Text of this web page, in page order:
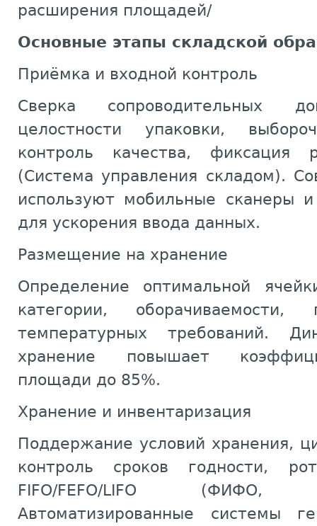
расширения площадей/
Основные этапы складской
Приёмка и входной контроль
Сверка сопроводительных
целостности упаковки,
контроль качества, фиксация
(Система управления складом).
используют мобильные сканеры
для ускорения ввода данных.
Размещение на хранение
Определение оптимальной
категории,
температурных требований.
хранение повышает
площади до 85%.
Хранение и инвентаризация
Поддержание условий хранения,
контроль сроков годности,
FIFO/FEFO/LIFO
Автоматизированные системы